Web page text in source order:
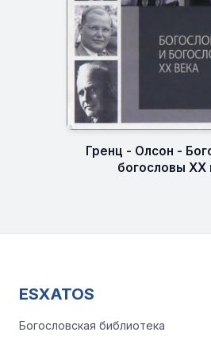
Гренц - Олсон -
богословы XX
ESXATOS
Богословская библиотека